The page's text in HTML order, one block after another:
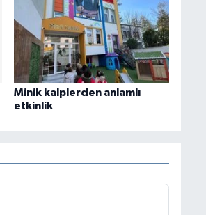
Minik kalplerden anlamlı
etkinlik